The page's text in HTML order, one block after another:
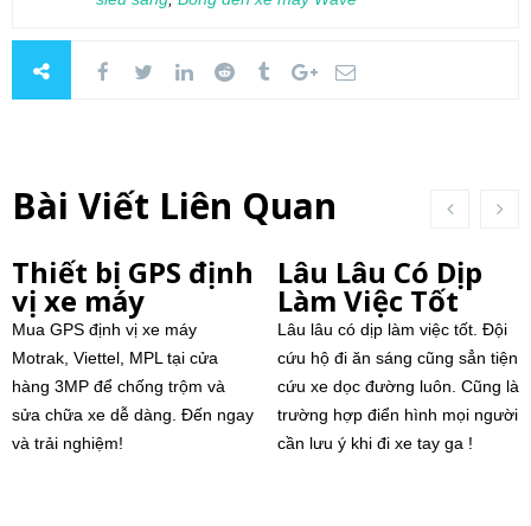
Bài Viết Liên Quan
Thiết bị GPS định
vị xe máy
Mua GPS định vị xe máy
Motrak, Viettel, MPL tại cửa
hàng 3MP để chống trộm và
sửa chữa xe dễ dàng. Đến ngay
và trải nghiệm!
Lâu Lâu Có Dịp
Làm Việc Tốt
Lâu lâu có dịp làm việc tốt. Đội
cứu hộ đi ăn sáng cũng sẳn tiện
cứu xe dọc đường luôn. Cũng là
trường hợp điển hình mọi người
cần lưu ý khi đi xe tay ga !